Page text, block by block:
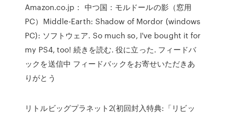
Amazon.co.jp： 中つ国：モルドールの影（窓用
PC）Middle-Earth: Shadow of Mordor (windows
PC): ソフトウェア. So much so, I've bought it for
my PS4, too! 続きを読む. 役に立った. フィードバ
ックを送信中 フィードバックをお寄せいただきあ
りがとう
リトルビッグプラネット2(初回封入特典:「リビッ